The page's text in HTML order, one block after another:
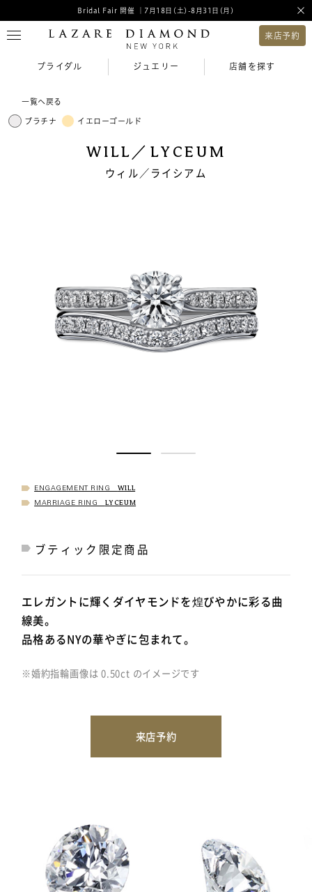
Bridal Fair 開催 ｜7月18日(土)-8月31日(月)
来店予約
ブライダル ジュエリー 店舗を探す
一覧へ戻る
プラチナ イエローゴールド
WILL／LYCEUM
ウィル／ライシアム
ENGAGEMENT RING WILL
MARRIAGE RING LYCEUM
ブティック限定商品
エレガントに輝くダイヤモンドを煌びやかに彩る曲
線美。
品格あるNYの華やぎに包まれて。
※婚約指輪画像は 0.50ct のイメージです
来店予約